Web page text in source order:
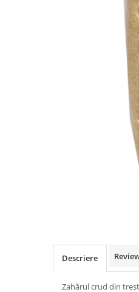
Descriere
Zahărul crud din